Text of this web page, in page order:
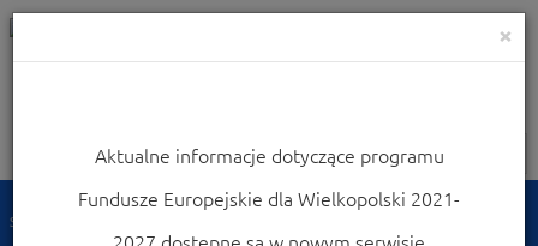
Nawigacja
Strona główna
×
Aktualne informacje dotyczące programu
Fundusze Europejskie dla Wielkopolski 2021-